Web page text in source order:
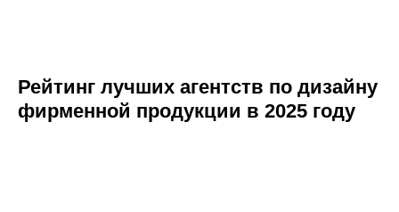
Рейтинг лучших агентств по дизайну
фирменной продукции в 2025 году